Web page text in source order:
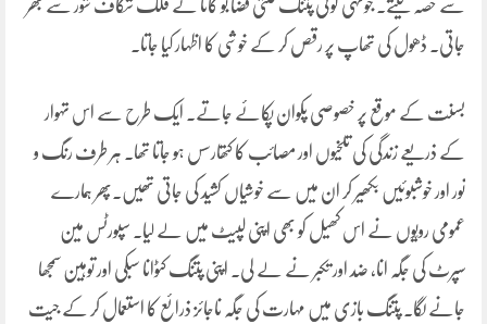
سے حصہ لیتے۔ جونہی کوئی پتنگ کٹتی فضا بو کاٹا کے فلک شگاف شور سے بھر
جاتی۔ ڈھول کی تھاپ پر رقص کر کے خوشی کا اظہار کیا جاتا۔
بسنت کے موقع پر خصوصی پکوان پکائے جاتے۔ ایک طرح سے اس تہوار
کے ذریعے زندگی کی تلخیوں اور مصائب کا کتھارسس ہو جاتا تھا۔ ہر طرف رنگ و
نور اور خوشبوئیں بکھیر کر ان میں سے خوشیاں کشید کی جاتی تھیں۔پھر ہمارے
عمومی رویّوں نے اس کھیل کو بھی اپنی لپیٹ میں لے لیا۔ سپورٹس مین
سپرٹ کی جگہ انا، ضد اور تکبر نے لے لی۔ اپنی پتنگ کٹوانا سبکی اور توہین سمجھا
جانے لگا۔ پتنگ بازی میں مہارت کی جگہ ناجائز ذرائع کا استعمال کر کے جیت